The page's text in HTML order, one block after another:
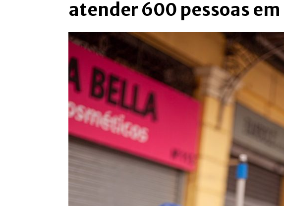
atender 600 pessoas